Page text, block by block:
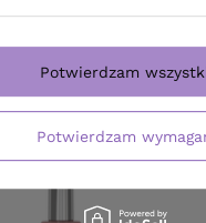
RÓWNIEŻ
Potwierdzam
Potwierdzam